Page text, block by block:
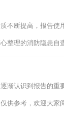
不断提高，报告
整理的消防隐患自
渐认识到报告的
供参考，欢迎大家